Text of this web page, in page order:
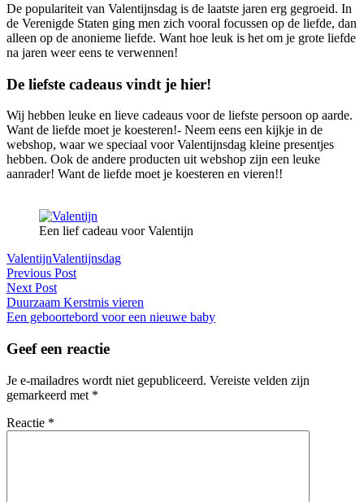
De populariteit van Valentijnsdag is de laatste jaren erg gegroeid. In
de Verenigde Staten ging men zich vooral focussen op de liefde, dan
alleen op de anonieme liefde. Want hoe leuk is het om je grote liefde
na jaren weer eens te verwennen!
De liefste cadeaus vindt je hier!
Wij hebben leuke en lieve cadeaus voor de liefste persoon op aarde.
Want de liefde moet je koesteren!- Neem eens een kijkje in de
webshop, waar we speciaal voor Valentijnsdag kleine presentjes
hebben. Ook de andere producten uit webshop zijn een leuke
aanrader! Want de liefde moet je koesteren en vieren!!
Een lief cadeau voor Valentijn
ValentijnValentijnsdag
Previous Post
Next Post
Duurzaam Kerstmis vieren
Een geboortebord voor een nieuwe baby
Geef een reactie
Je e-mailadres wordt niet gepubliceerd. Vereiste velden zijn
gemarkeerd met *
Reactie *